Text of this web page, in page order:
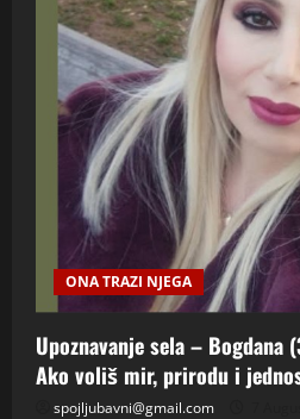
ONA TRAZI NJEGA
Upoznavanje sela –
Ako voliš mir, prirodu i
spojljubavni@gmail.com